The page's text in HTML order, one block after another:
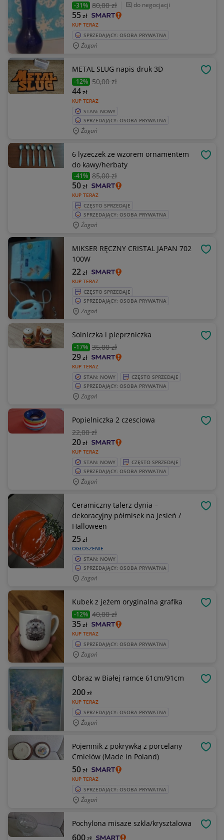
-31% 80,00 zł do negocjacji
KUP TERAZ
55zł
SPRZEDAJĄCY: OSOBA PRYWATNA
Żagań
METAL SLUG napis druk 3D
-12% 50,00 zł
KUP TERAZ
44zł
STAN: NOWY
SPRZEDAJĄCY: OSOBA PRYWATNA
Żagań
6 lyzeczek ze wzorem ornamentem
do kawy/herbaty
-41% 85,00 zł
KUP TERAZ
50zł
CZĘSTO SPRZEDAJE
SPRZEDAJĄCY: OSOBA PRYWATNA
Żagań
MIKSER RĘCZNY CRISTAL JAPAN 702
100W
KUP TERAZ
22zł
CZĘSTO SPRZEDAJE
SPRZEDAJĄCY: OSOBA PRYWATNA
Żagań
Solniczka i pieprzniczka
-17% 35,00 zł
KUP TERAZ
29zł
STAN: NOWY
CZĘSTO SPRZEDAJE
SPRZEDAJĄCY: OSOBA PRYWATNA
Żagań
Popielniczka 2 czesciowa
22,00 zł
KUP TERAZ
20zł
STAN: NOWY
CZĘSTO SPRZEDAJE
SPRZEDAJĄCY: OSOBA PRYWATNA
Żagań
Ceramiczny talerz dynia –
dekoracyjny półmisek na jesień /
Halloween
OGŁOSZENIE
25zł
STAN: NOWY
SPRZEDAJĄCY: OSOBA PRYWATNA
Żagań
Kubek z jeżem oryginalna grafika
-12% 40,00 zł
KUP TERAZ
35zł
SPRZEDAJĄCY: OSOBA PRYWATNA
Żagań
Obraz w Białej ramce 61cm/91cm
KUP TERAZ
200zł
SPRZEDAJĄCY: OSOBA PRYWATNA
Żagań
Pojemnik z pokrywką z porcelany
Cmielów (Made in Poland)
KUP TERAZ
50zł
SPRZEDAJĄCY: OSOBA PRYWATNA
Żagań
Pochylona misaze szkla/krysztalowa
600zł